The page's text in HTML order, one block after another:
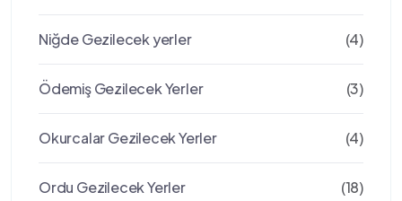
Niğde Gezilecek yerler (4)
Ödemiş Gezilecek Yerler (3)
Okurcalar Gezilecek Yerler (4)
Ordu Gezilecek Yerler (18)